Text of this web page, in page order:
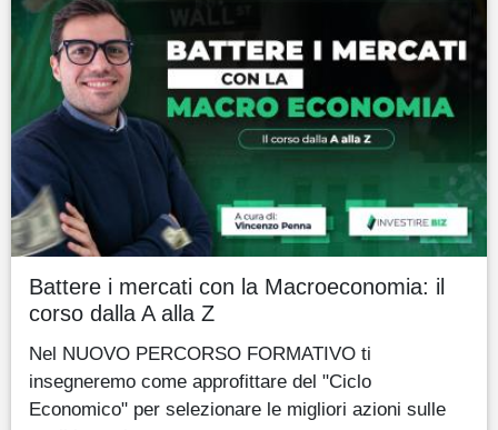
Battere i mercati con la Macroeconomia: il
corso dalla A alla Z
Nel NUOVO PERCORSO FORMATIVO ti
insegneremo come approfittare del "Ciclo
Economico" per selezionare le migliori azioni sulle